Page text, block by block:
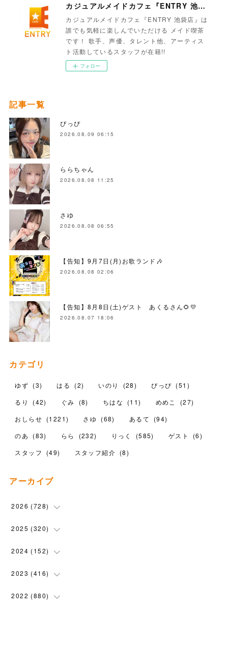
カジュアルメイドカフェ『ENTRY 池袋店』
カジュアルメイドカフェ『ENTRY 池袋店』は
誰でも気軽に楽しんでいただける メイド喫茶
です！ 歌手、声優、タレント他、アーティス
ト活動しているスタッフが在籍!!
フォロー
記事一覧
ぴっぴ
2026.08.09 06:15
ららちゃん
2026.08.08 11:25
さゆ
2026.08.08 06:55
【告知】9月7日(月)お歌ランド🎶
2026.08.08 02:06
【告知】8月8日(土)ゲスト あくるさん🌻💛
2026.08.07 18:06
カテゴリ
ゆず (3) はる (2) いのり (28) ぴっぴ (51 )
るり
(42) ぐみ (8) ちはな (11) めめこ (27)
おしらせ (1221) さゆ (68) あるて (94)
のあ
(83) らら (232) りっく (585) ゲスト (6)
スタッフ
(49) スタッフ紹介 (8)
アーカイブ
2026 (728)
(19)
(104
( 110
( 119
2025 (320)
(90)
( 100
(72)
2024 (152)
(5 )
(5)
2023 (416)
(28)
2022 (880)